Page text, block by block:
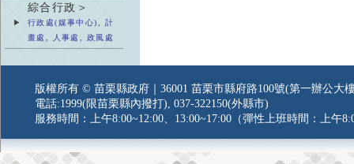
綜合行政＞
行政處(媒事中心), 計
畫處, 人事處, 政風處
版權所有 © 苗栗縣政府｜36001 苗栗市縣府路100號(第一辦公大
電話:1999(限苗栗縣內撥打), 037-322150(外縣市)
服務時間：上午8:00~12:00、13:00~17:00（彈性上班時間：上午